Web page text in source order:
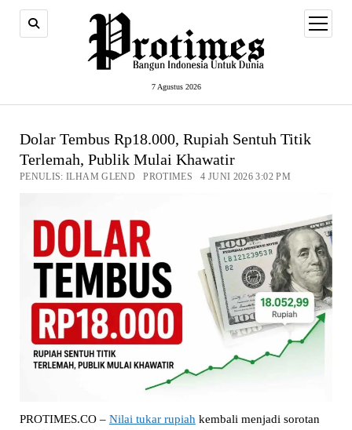
7 Agustus 2026
open
menu
Dolar Tembus Rp18.000, Rupiah Sentuh Titik
Terlemah, Publik Mulai Khawatir
PENULIS: ILHAM GLEND PROTIMES 4 JUNI 2026 3:02 PM
PROTIMES.CO – Nilai tukar rupiah kembali menjadi sorotan